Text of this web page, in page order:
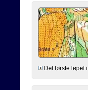
Det første løpet